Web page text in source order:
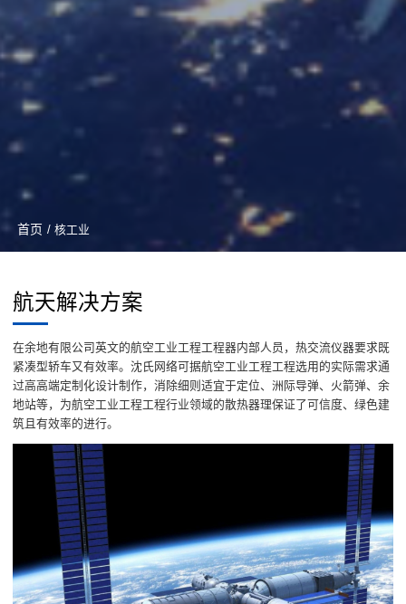
首页 / 核工业
航天解决方案
在余地有限公司英文的航空工业工程工程器内部人员，热交流仪器要求既
紧凑型轿车又有效率。沈氏网络可据航空工业工程工程选用的实际需求通
过高高端定制化设计制作，消除细则适宜于定位、洲际导弹、火箭弹、余
地站等，为航空工业工程工程行业领域的散热器理保证了可信度、绿色建
筑且有效率的进行。